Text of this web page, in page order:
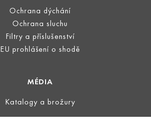
Ochrana dýchání
Ochrana sluchu
Filtry a příslušenství
EU prohlášení o shodě
MÉDIA
Katalogy a brožury